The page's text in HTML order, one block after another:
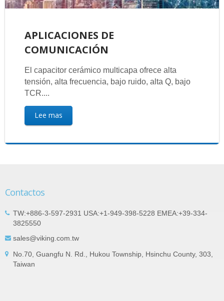
APLICACIONES DE
COMUNICACIÓN
El capacitor cerámico multicapa ofrece alta
tensión, alta frecuencia, bajo ruido, alta Q, bajo
TCR....
Lee mas
Contactos
TW:+886-3-597-2931 USA:+1-949-398-5228 EMEA:+39-334-
3825550
sales@viking.com.tw
No.70, Guangfu N. Rd., Hukou Township, Hsinchu County, 303,
Taiwan